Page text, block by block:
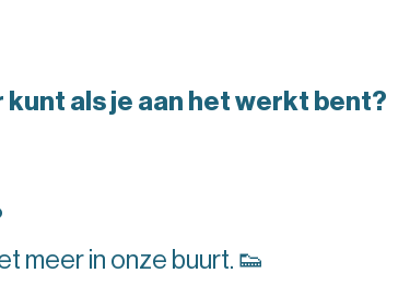
kunt als je aan het werkt bent?
meer in onze buurt. 👟